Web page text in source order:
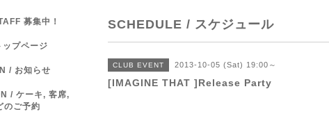
SCHEDULE / スケジュール
CLUB EVENT 2013-10-05 (Sat) 19:00～
[IMAGINE THAT ]Release Party
募集中！
プページ
/ お知らせ
/ ケーキ, 客席,
のご予約